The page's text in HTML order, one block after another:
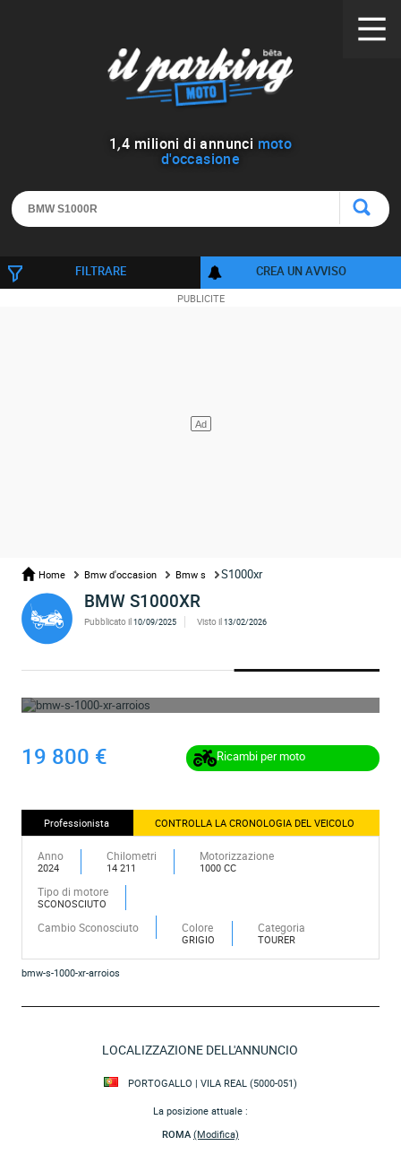
1,4 milioni di annunci moto
d'occasione
FILTRARE CREA UN AVVISO
Home Bmw d'occasion Bmw s S1000xr
BMW S1000XR
Pubblicato il10/09/2025 Visto il13/02/2026
19 800 € Ricambi per moto
Professionista CONTROLLA LA CRONOLOGIA DEL VEICOLO
Anno
2024
Chilometri
14 211
Motorizzazione
1000 CC
Tipo di motore
SCONOSCIUTO
Cambio Sconosciuto Colore
GRIGIO
Categoria
TOURER
bmw-s-1000-xr-arroios
LOCALIZZAZIONE DELL'ANNUNCIO
PORTOGALLO | VILA REAL (5000-051)
La posizione attuale :
ROMA (Modifica)